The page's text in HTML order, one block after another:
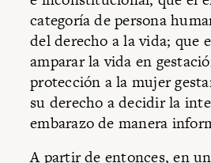
categoría de persona
del derecho a la vida; que
amparar la vida en
protección a la mujer
su derecho a decidir la
embarazo de manera
A partir de entonces, en